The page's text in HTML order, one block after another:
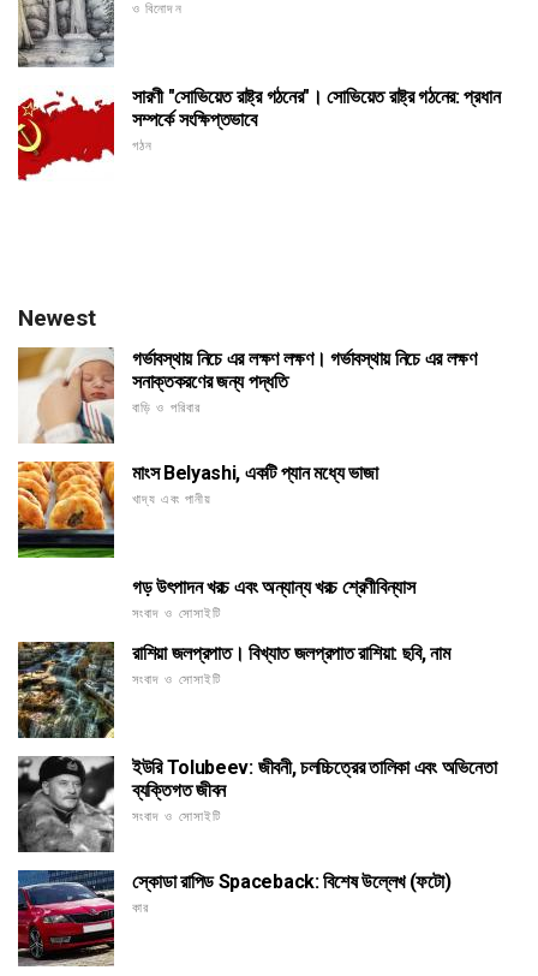
ও বিনোদন
সারণী "সোভিয়েত রাষ্ট্র গঠনের"। সোভিয়েত রাষ্ট্র গঠনের: প্রধান
সম্পর্কে সংক্ষিপ্তভাবে
গঠন
Newest
গর্ভাবস্থায় নিচে এর লক্ষণ লক্ষণ। গর্ভাবস্থায় নিচে এর লক্ষণ
সনাক্তকরণের জন্য পদ্ধতি
বাড়ি ও পরিবার
মাংস Belyashi, একটি প্যান মধ্যে ভাজা
খাদ্য এবং পানীয়
গড় উৎপাদন খরচ এবং অন্যান্য খরচ শ্রেণীবিন্যাস
সংবাদ ও সোসাইটি
রাশিয়া জলপ্রপাত। বিখ্যাত জলপ্রপাত রাশিয়া: ছবি, নাম
সংবাদ ও সোসাইটি
ইউরি Tolubeev: জীবনী, চলচ্চিত্রের তালিকা এবং অভিনেতা
ব্যক্তিগত জীবন
সংবাদ ও সোসাইটি
স্কোডা রাপিড Spaceback: বিশেষ উল্লেখ (ফটো)
কার